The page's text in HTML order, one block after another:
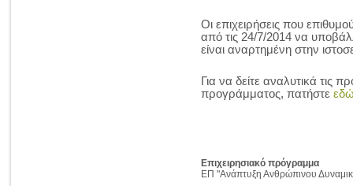
Οι επιχειρήσεις που
από τις 24/7/2014 να
είναι αναρτημένη στην
Για να δείτε αναλυτικά τις
προγράμματος, πατήστε
Επιχειρησιακό πρόγραμμα
ΕΠ "Ανάπτυξη Ανθρώπινου